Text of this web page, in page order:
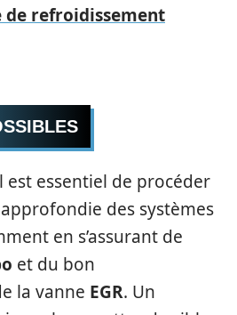
refroidissement
est essentiel de procéder
des systèmes
en s’assurant de
et du bon
la vanne EGR. Un